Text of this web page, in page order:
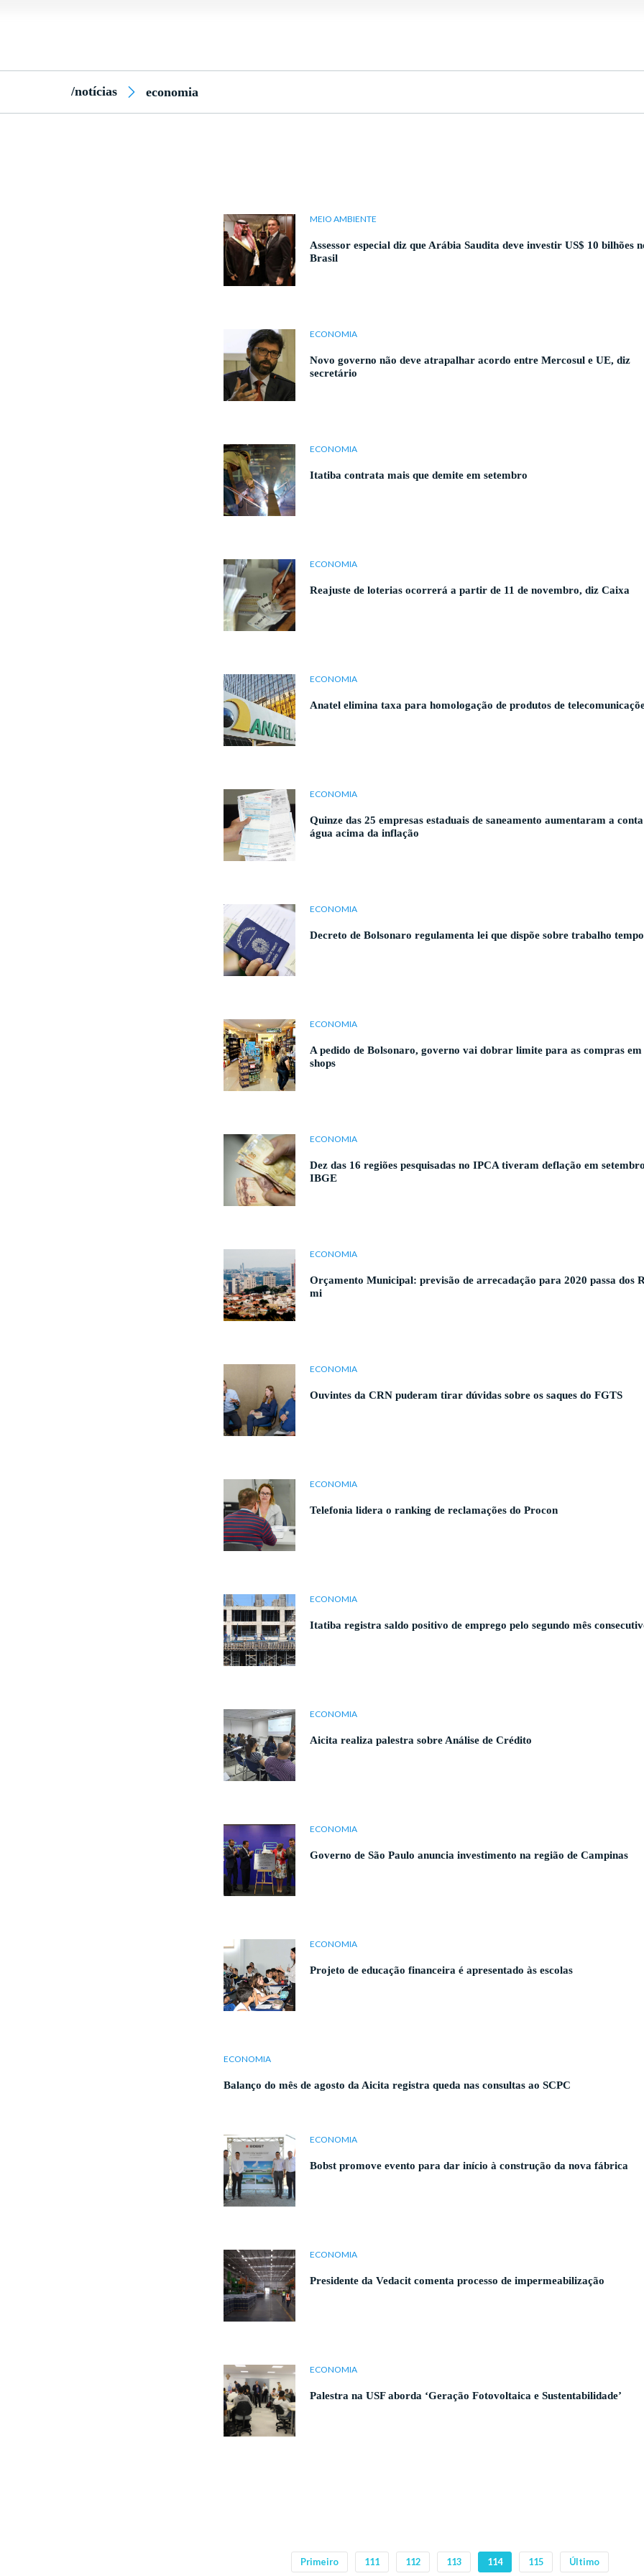
/notícias economia
MEIO AMBIENTE
Assessor especial diz que Arábia Saudita deve investir US$ 10 bilhões
Brasil
ECONOMIA
Novo governo não deve atrapalhar acordo entre Mercosul e UE, diz
secretário
ECONOMIA
Itatiba contrata mais que demite em setembro
ECONOMIA
Reajuste de loterias ocorrerá a partir de 11 de novembro, diz Caixa
ECONOMIA
Anatel elimina taxa para homologação de produtos de
ECONOMIA
Quinze das 25 empresas estaduais de saneamento aumentaram a
água acima da inflação
ECONOMIA
Decreto de Bolsonaro regulamenta lei que dispõe sobre trabalho
ECONOMIA
A pedido de Bolsonaro, governo vai dobrar limite para as compras
shops
ECONOMIA
Dez das 16 regiões pesquisadas no IPCA tiveram deflação em
IBGE
ECONOMIA
Orçamento Municipal: previsão de arrecadação para 2020 passa dos
mi
ECONOMIA
Ouvintes da CRN puderam tirar dúvidas sobre os saques do FGTS
ECONOMIA
Telefonia lidera o ranking de reclamações do Procon
ECONOMIA
Itatiba registra saldo positivo de emprego pelo segundo mês
ECONOMIA
Aicita realiza palestra sobre Análise de Crédito
ECONOMIA
Governo de São Paulo anuncia investimento na região de Campinas
ECONOMIA
Projeto de educação financeira é apresentado às escolas
ECONOMIA
Balanço do mês de agosto da Aicita registra queda nas consultas ao SCPC
ECONOMIA
Bobst promove evento para dar início à construção da nova fábrica
ECONOMIA
Presidente da Vedacit comenta processo de impermeabilização
ECONOMIA
Palestra na USF aborda ‘Geração Fotovoltaica e Sustentabilidade’
Primeiro 111 112 113 114 115 Último